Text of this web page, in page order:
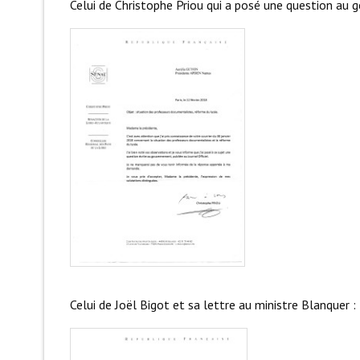
Celui de Christophe Priou qui a posé une question au
Celui de Joël Bigot et sa lettre au ministre Blanquer :